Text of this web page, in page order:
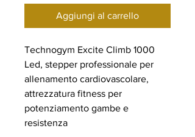
Aggiungi al carrello
Technogym Excite Climb 1000
Led, stepper professionale per
allenamento cardiovascolare,
attrezzatura fitness per
potenziamento gambe e
resistenza